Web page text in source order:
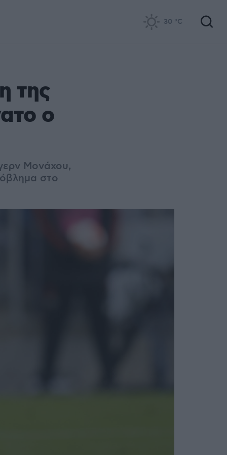
30 °C
της
ο
Μονάχου,
στο